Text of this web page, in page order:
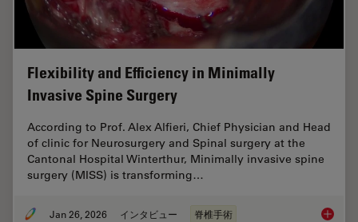
Flexibility and Efficiency in Minimally
Invasive Spine Surgery
According to Prof. Alex Alfieri, Chief Physician and Head
of clinic for Neurosurgery and Spinal surgery at the
Cantonal Hospital Winterthur, Minimally invasive spine
surgery (MISS) is transforming…
Jan 26, 2026 インタビュー 脊椎手術